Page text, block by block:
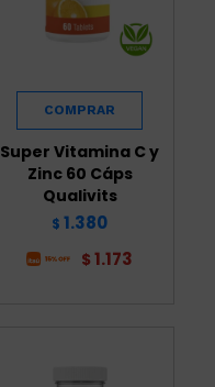
Super Vitamina C y
Zinc 60 Cáps
Qualivits
$ 1.380
$ 1.173